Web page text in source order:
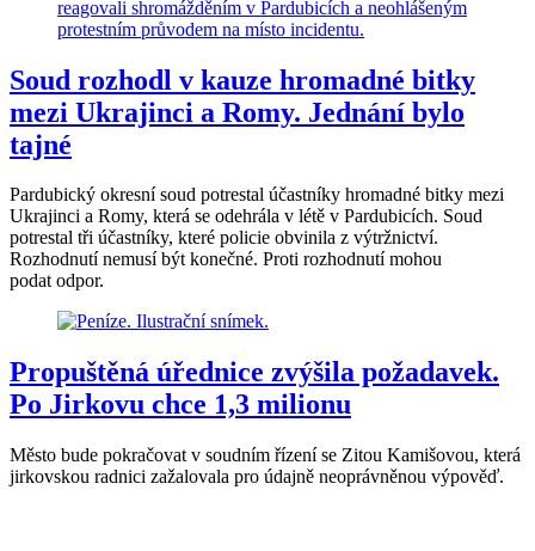
Soud rozhodl v kauze hromadné bitky
mezi Ukrajinci a Romy. Jednání bylo
tajné
Pardubický okresní soud potrestal účastníky hromadné bitky mezi
Ukrajinci a Romy, která se odehrála v létě v Pardubicích. Soud
potrestal tři účastníky, které policie obvinila z výtržnictví.
Rozhodnutí nemusí být konečné. Proti rozhodnutí mohou
podat odpor.
Propuštěná úřednice zvýšila požadavek.
Po Jirkovu chce 1,3 milionu
Město bude pokračovat v soudním řízení se Zitou Kamišovou, která
jirkovskou radnici zažalovala pro údajně neoprávněnou výpověď.